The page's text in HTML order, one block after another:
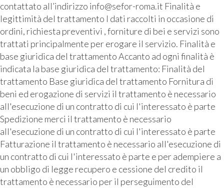
contattato all’indirizzo info@sefor-roma.it Finalità e
legittimità del trattamento I dati raccolti in occasione di
ordini, richiesta preventivi , forniture di bei e servizi sono
trattati principalmente per erogare il servizio. Finalità e
base giuridica del trattamento Accanto ad ogni finalità è
indicata la base giuridica del trattamento: Finalità del
trattamento Base giuridica del trattamento Fornitura di
beni ed erogazione di servizi il trattamento è necessario
all'esecuzione di un contratto di cui l'interessato è parte
Spedizione merci il trattamento è necessario
all'esecuzione di un contratto di cui l'interessato è parte
Fatturazione il trattamento è necessario all'esecuzione di
un contratto di cui l'interessato è parte e per adempiere a
un obbligo di legge recupero e cessione del credito il
trattamento è necessario per il perseguimento del